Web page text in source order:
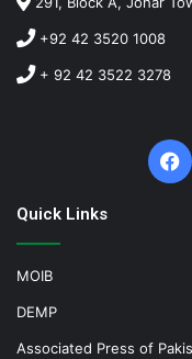
+92 42 3520 1008
+ 92 42 3522 3278
Quick Links
MOIB
DEMP
Associated Press of